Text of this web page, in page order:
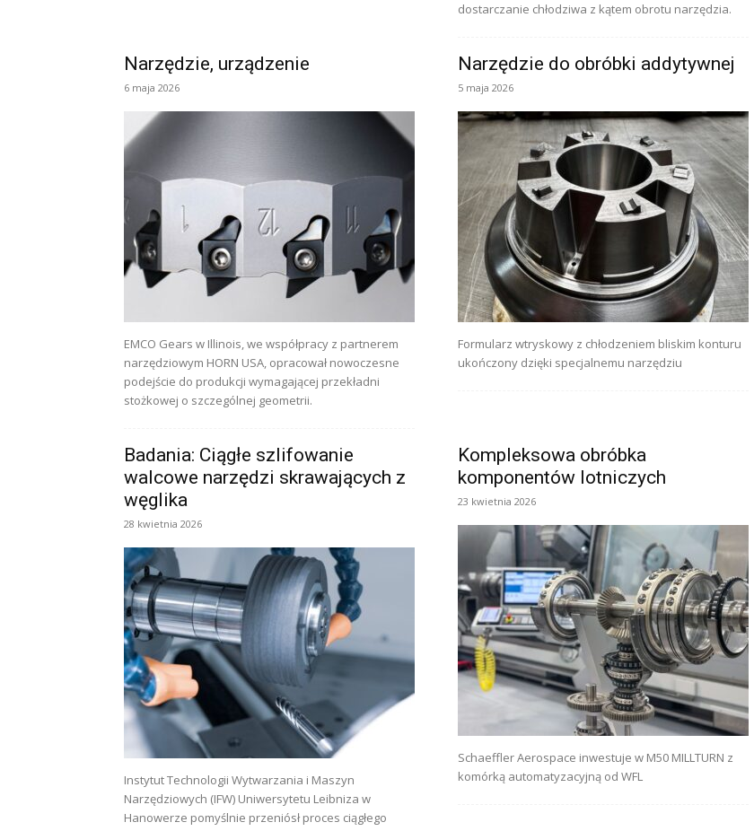
dostarczanie chłodziwa z kątem obrotu narzędzia.
Narzędzie, urządzenie
6 maja 2026
EMCO Gears w Illinois, we współpracy z partnerem
narzędziowym HORN USA, opracował nowoczesne
podejście do produkcji wymagającej przekładni
stożkowej o szczególnej geometrii.
Narzędzie do obróbki addytywnej
5 maja 2026
Formularz wtryskowy z chłodzeniem bliskim konturu
ukończony dzięki specjalnemu narzędziu
Badania: Ciągłe szlifowanie
walcowe narzędzi skrawających z
węglika
28 kwietnia 2026
Instytut Technologii Wytwarzania i Maszyn
Narzędziowych (IFW) Uniwersytetu Leibniza w
Hanowerze pomyślnie przeniósł proces ciągłego
Kompleksowa obróbka
komponentów lotniczych
23 kwietnia 2026
Schaeffler Aerospace inwestuje w M50 MILLTURN z
komórką automatyzacyjną od WFL